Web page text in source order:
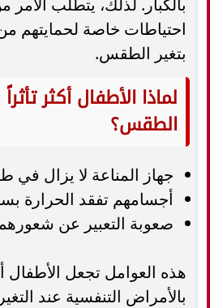
احتياطات خاصة لحمايتهم
بتغير الطقس.
لماذا الأطفال أكثر
الطقس؟
جهاز المناعة لا يزال في
أجسامهم تفقد الحرارة
صعوبة التعبير عن شعورهم
هذه العوامل تجعل الأطفال
بالأمراض التنفسية عند